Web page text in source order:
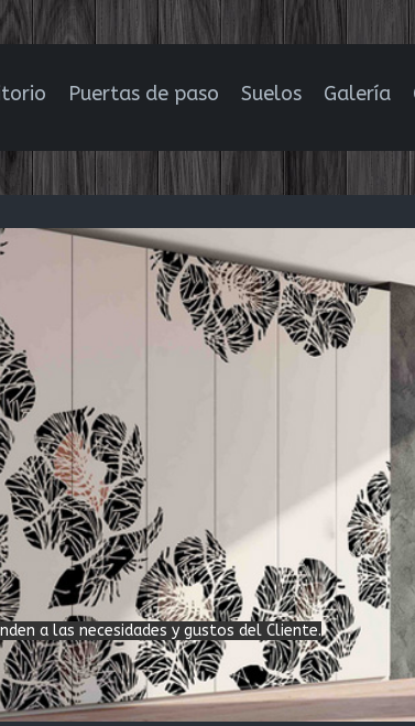
Puertas de paso Suelos Galería
a las necesidades y gustos del Cliente.